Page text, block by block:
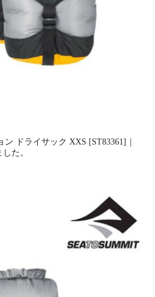
ドライサック XXS [ST83361]｜
た。